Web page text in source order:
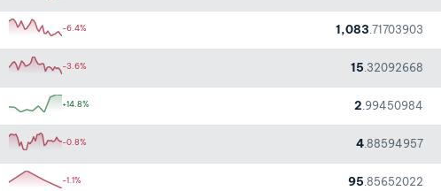
-6.4% 1,083.71703903
-3.6% 15.32092668
+14.8% 2.99450984
-0.8% 4.88594957
-1.1% 95.85652022